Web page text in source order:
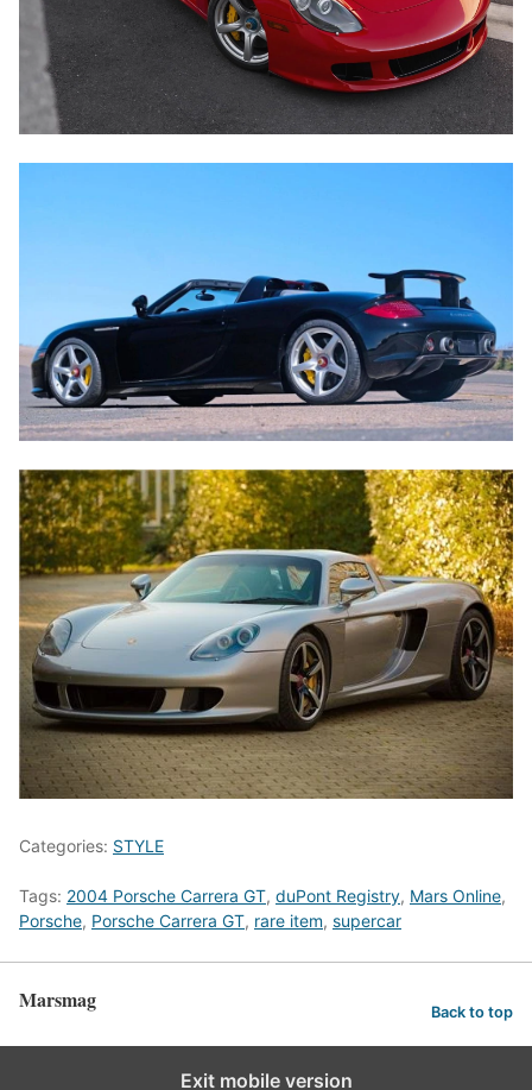
Categories: STYLE
Tags: 2004 Porsche Carrera GT, duPont Registry, Mars Online,
Porsche, Porsche Carrera GT, rare item, supercar
Marsmag Back to top
Exit mobile version